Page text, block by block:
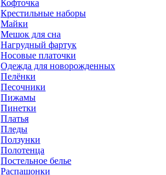
Кофточка
Крестильные наборы
Майки
Мешок для сна
Нагрудный фартук
Носовые платочки
Одежда для новорожденных
Пелёнки
Песочники
Пижамы
Пинетки
Платья
Пледы
Ползунки
Полотенца
Постельное белье
Распашонки